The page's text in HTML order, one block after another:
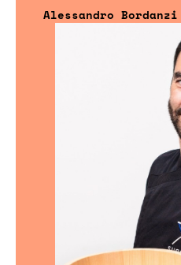
Alessandro Bordanzi